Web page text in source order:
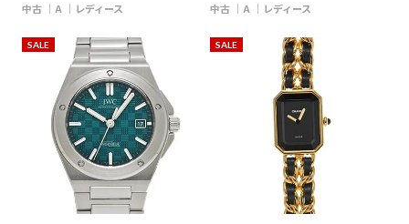
中古 A レディース 中古 A レディース
SALE SALE